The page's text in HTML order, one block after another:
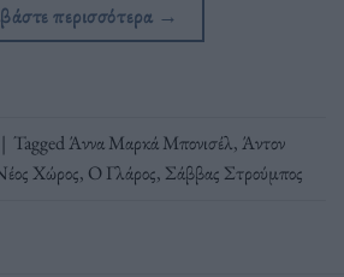
περισσότερα →
| TaggedΆννα Μαρκά Μπονισέλ,Άντον
Χώρος, Ο Γλάρος, Σάββας Στρούμπος